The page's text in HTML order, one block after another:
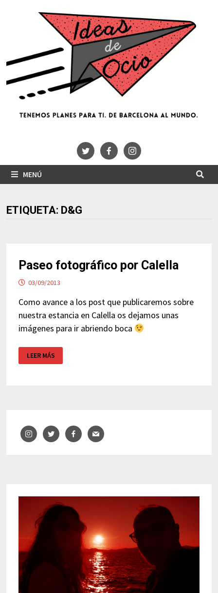
MENÚ
ETIQUETA: D&G
Paseo fotográfico por Calella
03/09/2013
Como avance a los post que publicaremos sobre
nuestra estancia en Calella os dejamos unas
imágenes para ir abriendo boca
FOTOGRÁFICO
POR
LEER MÁS